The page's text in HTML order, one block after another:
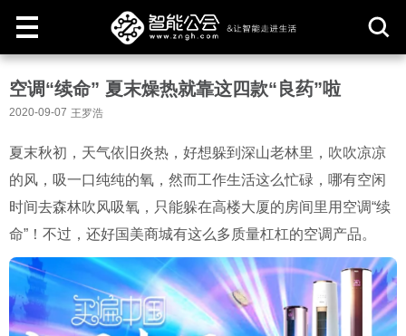
空调“续命” 夏末燥热就靠这四款“良药”啦
2020-09-07 王罗浩
夏末秋初，天气依旧炎热，好想躲到深山老林里，吹吹凉凉
的风，吸一口纯纯的氧，然而工作生活这么忙碌，哪有空闲
时间去森林吹风吸氧，只能躲在高楼大厦的房间里用空调“续
命”！不过，还好国美商城有这么多质量杠杠的空调产品。